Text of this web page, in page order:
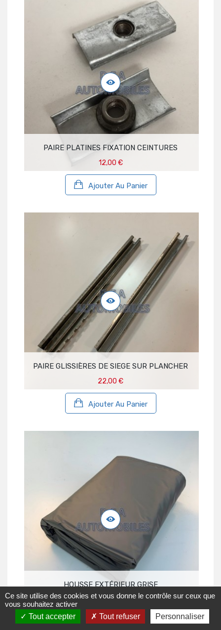
PAIRE PLATINES FIXATION CEINTURES
12,00 €
Ajouter Au Panier
PAIRE GLISSIÈRES DE SIEGE SUR PLANCHER
22,00 €
Ajouter Au Panier
HOUSSE EXTÉRIEUR GRISE
110,00 €
Ajouter Au Panier
Ce site utilise des cookies et vous donne le contrôle sur ceux que
vous souhaitez activer
Tout accepter
Tout refuser Personnaliser